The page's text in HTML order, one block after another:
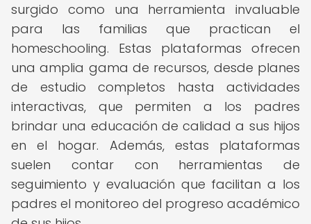
surgido como una herramienta invaluable
para las familias que practican el
homeschooling. Estas plataformas ofrecen
una amplia gama de recursos, desde planes
de estudio completos hasta actividades
interactivas, que permiten a los padres
brindar una educación de calidad a sus hijos
en el hogar. Además, estas plataformas
suelen contar con herramientas de
seguimiento y evaluación que facilitan a los
padres el monitoreo del progreso académico